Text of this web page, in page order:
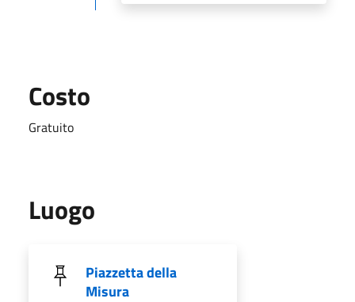
Costo
Gratuito
Luogo
Piazzetta della
Misura